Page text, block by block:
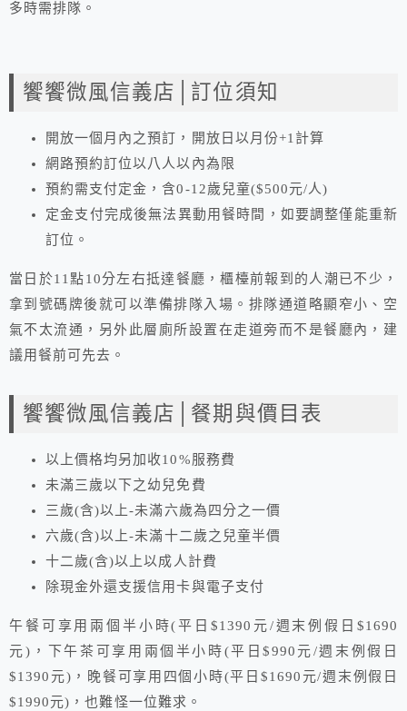
多時需排隊。
饗饗微風信義店│訂位須知
開放一個月內之預訂，開放日以月份+1計算
網路預約訂位以八人以內為限
預約需支付定金，含0-12歲兒童($500元/人)
定金支付完成後無法異動用餐時間，如要調整僅能重新
訂位。
當日於11點10分左右抵達餐廳，櫃檯前報到的人潮已不少，
拿到號碼牌後就可以準備排隊入場。排隊通道略顯窄小、空
氣不太流通，另外此層廁所設置在走道旁而不是餐廳內，建
議用餐前可先去。
饗饗微風信義店│餐期與價目表
以上價格均另加收10%服務費
未滿三歲以下之幼兒免費
三歲(含)以上-未滿六歲為四分之一價
六歲(含)以上-未滿十二歲之兒童半價
十二歲(含)以上以成人計費
除現金外還支援信用卡與電子支付
午餐可享用兩個半小時(平日$1390元/週末例假日$1690
元)，下午茶可享用兩個半小時(平日$990元/週末例假日
$1390元)，晚餐可享用四個小時(平日$1690元/週末例假日
$1990元)，也難怪一位難求。